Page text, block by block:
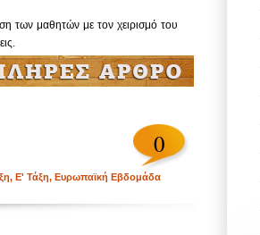
των μαθητών με τον χειρισμό του
0
, Ε' Τάξη, Ευρωπαϊκή Εβδομάδα